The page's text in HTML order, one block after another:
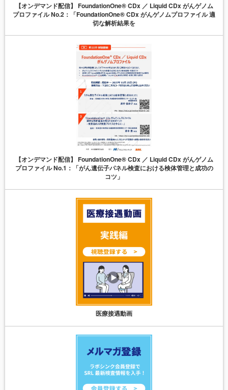
【オンデマンド配信】 FoundationOne® CDx ／ Liquid CDx がんゲノム
プロファイル No.2：「FoundationOne® CDx がんゲノムプロファイル 適
切な解析結果を
【オンデマンド配信】 FoundationOne® CDx ／ Liquid CDx がんゲノム
プロファイル No.1：「がん遺伝子パネル検査における検体管理と成功の
コツ」
医療接遇動画